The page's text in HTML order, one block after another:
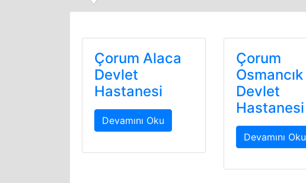
Çorum Alaca
Devlet
Hastanesi
Devamını Oku
Çorum
Osmancık
Devlet
Hastanesi
Devamını Oku